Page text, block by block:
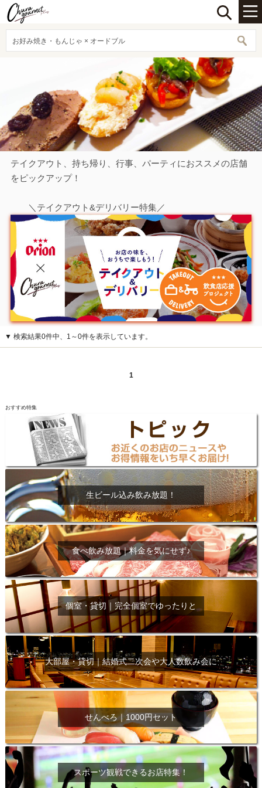
お好み焼き・もんじゃ × オードブル
テイクアウト、持ち帰り、行事、パーティにおススメの店舗
をピックアップ！
＼テイクアウト&デリバリー特集／
▼ 検索結果0件中、1～0件を表示しています。
1
おすすめ特集
生ビール込み飲み放題！
食べ飲み放題｜料金を気にせず♪
個室・貸切｜完全個室でゆったりと
大部屋・貸切｜結婚式二次会や大人数飲み会に
せんべろ｜1000円セット
スポーツ観戦できるお店特集！